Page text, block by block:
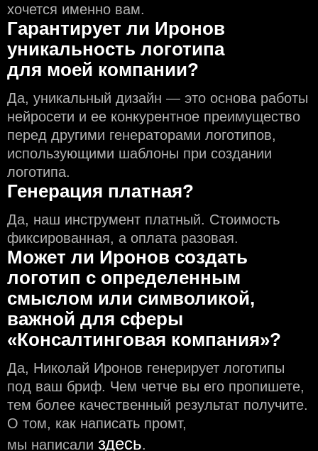
хочется именно вам.
Гарантирует ли Иронов
уникальность логотипа
для моей компании?
Да, уникальный дизайн — это основа работы
нейросети и еe конкурентное преимущество
перед другими генераторами логотипов,
использующими шаблоны при создании
логотипа.
Генерация платная?
Да, наш инструмент платный. Стоимость
фиксированная, а оплата разовая.
Может ли Иронов создать
логотип с определeнным
смыслом или символикой,
важной для сферы
«Консалтинговая компания»?
Да, Николай Иронов генерирует логотипы
под ваш бриф. Чем чeтче вы его пропишете,
тем более качественный результат получите.
О том, как написать промт,
мы написали здесь.